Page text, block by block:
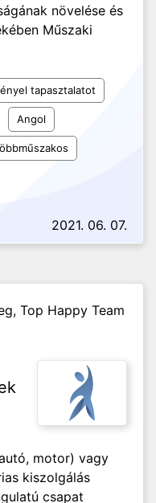
növelése és
Műszaki
tapasztalatot
Angol
2021. 06. 07.
Top Happy Team
motor) vagy
kiszolgálás
csapat